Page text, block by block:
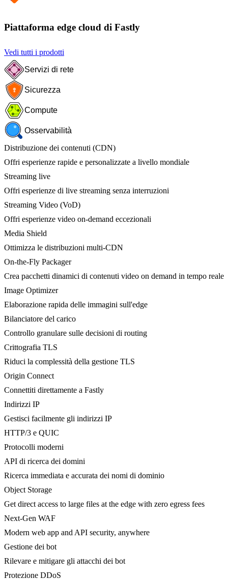
Piattaforma edge cloud di Fastly
Vedi tutti i prodotti
Servizi di rete
Sicurezza
Compute
Osservabilità
Distribuzione dei contenuti (CDN)
Offri esperienze rapide e personalizzate a livello mondiale
Streaming live
Offri esperienze di live streaming senza interruzioni
Streaming Video (VoD)
Offri esperienze video on-demand eccezionali
Media Shield
Ottimizza le distribuzioni multi-CDN
On-the-Fly Packager
Crea pacchetti dinamici di contenuti video on demand in tempo reale
Image Optimizer
Elaborazione rapida delle immagini sull'edge
Bilanciatore del carico
Controllo granulare sulle decisioni di routing
Crittografia TLS
Riduci la complessità della gestione TLS
Origin Connect
Connettiti direttamente a Fastly
Indirizzi IP
Gestisci facilmente gli indirizzi IP
HTTP/3 e QUIC
Protocolli moderni
API di ricerca dei domini
Ricerca immediata e accurata dei nomi di dominio
Object Storage
Get direct access to large files at the edge with zero egress fees
Next-Gen WAF
Modern web app and API security, anywhere
Gestione dei bot
Rilevare e mitigare gli attacchi dei bot
Protezione DDoS